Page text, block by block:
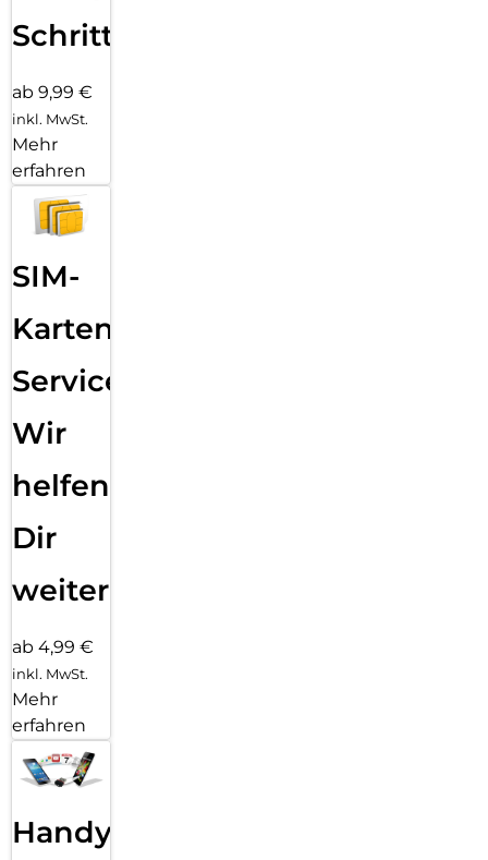
Schritten
ab 9,99 €
inkl. MwSt.
Mehr
erfahren
SIM-
Karten
Service:
Wir
helfen
Dir
weiter
ab 4,99 €
inkl. MwSt.
Mehr
erfahren
Handy